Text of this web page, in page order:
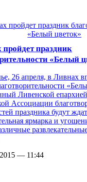
праздник
«Белый
26 апреля, в Ливнах
Ливенской
Ассоциации
праздника будут
ярмарка и
— 11:44